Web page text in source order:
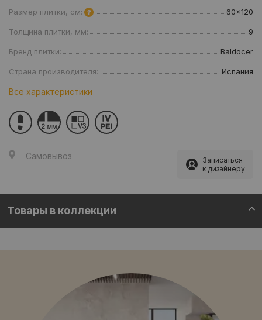
Размер плитки, см: 60x120
Толщина плитки, мм: 9
Бренд плитки: Baldocer
Страна производителя: Испания
Все характеристики
Самовывоз
Записаться
к дизайнеру
Товары в коллекции